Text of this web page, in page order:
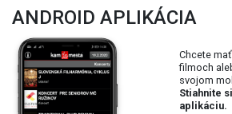
ANDROID APLIKÁCIA
Chcete
filmoch
svojom
Stiahnite
aplikáciu.